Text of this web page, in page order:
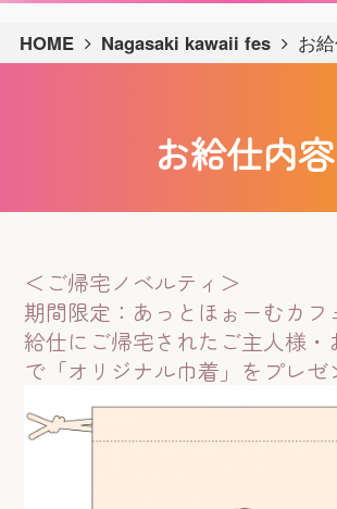
HOME Nagasaki kawaii fes お
お給仕内容
＜ご帰宅ノベルティ＞
期間限定：あっとほぉーむカフ
給仕にご帰宅されたご主人様・
で「オリジナル巾着」をプレ